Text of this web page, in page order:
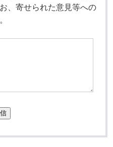
、寄せられた意見等への